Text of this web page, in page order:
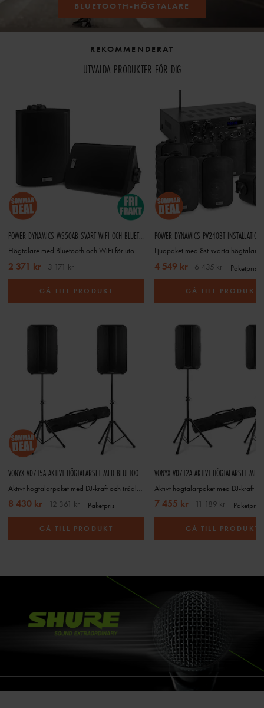
BLUETOOTH-HÖGTALARE
REKOMMENDERAT
UTVALDA PRODUKTER FÖR DIG
POWER DYNAMICS WS50AB SVART WIFI OCH BLUETOOTH AKTIVA HÖGTALARSET
Högtalare med Bluetooth och WiFi för utomhus- och inomhusbruk
2 371 kr 3 171 kr
GÅ TILL PRODUKT
4 549 kr 6 435 kr Paketpris
GÅ TILL PRODUKT
VONYX VD715A AKTIVT HÖGTALARSET MED BLUETOOTH, TRÅDLÖS STEREOPARNING, STATIV - 15"- 1800W
Aktivt högtalarpaket med DJ-kraft och trådlös stereo
8 430 kr 12 361 kr Paketpris
GÅ TILL PRODUKT
7 455 kr 11 189 kr Paketpris
GÅ TILL PRODUKT